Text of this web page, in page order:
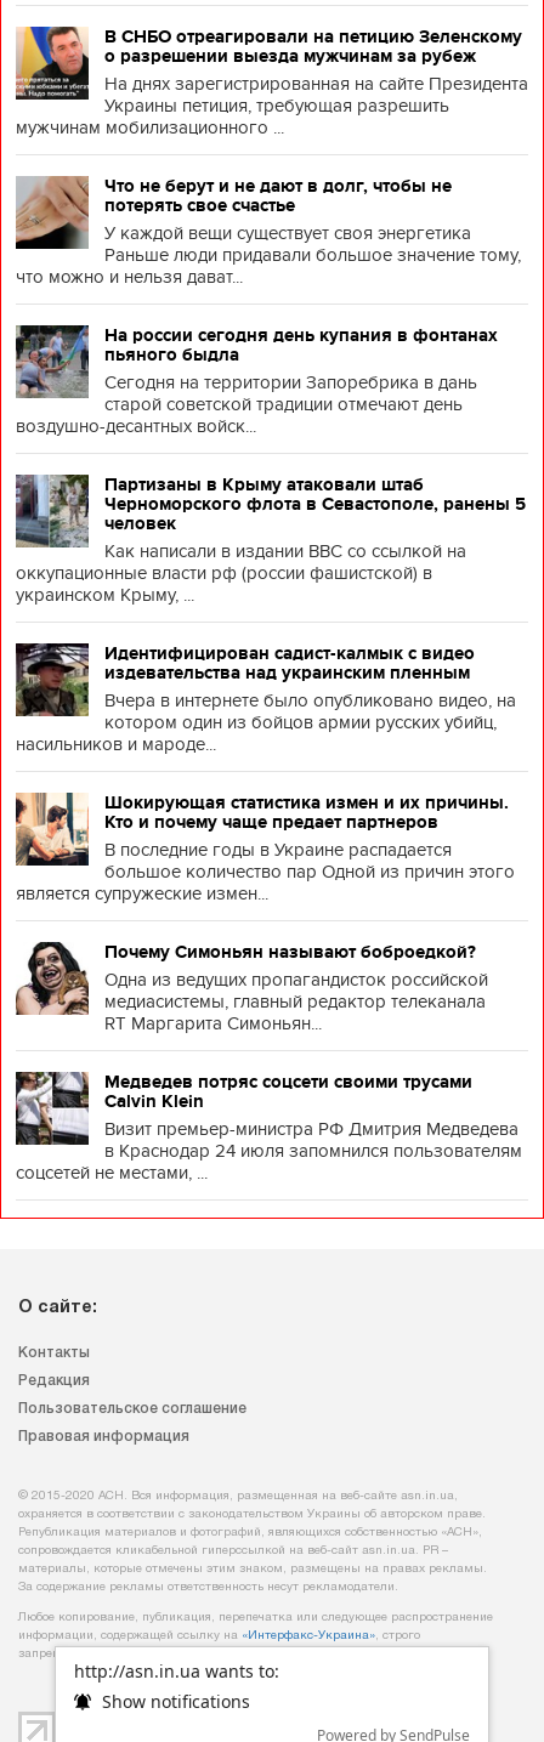
http://asn.in.ua wants to:
Show notifications
Powered by SendPulse
В СНБО отреагировали на петицию Зеленскому
о разрешении выезда мужчинам за рубеж
На днях зарегистрированная на сайте Президента
Украины петиция, требующая разрешить
мужчинам мобилизационного ...
Что не берут и не дают в долг, чтобы не
потерять свое счастье
У каждой вещи существует своя энергетика
Раньше люди придавали большое значение тому,
что можно и нельзя дават...
На россии сегодня день купания в фонтанах
пьяного быдла
Сегодня на территории Запоребрика в дань
старой советской традиции отмечают день
воздушно-десантных войск...
Партизаны в Крыму атаковали штаб
Черноморского флота в Севастополе, ранены 5
человек
Как написали в издании BBC со ссылкой на
оккупационные власти рф (россии фашистской) в
украинском Крыму, ...
Идентифицирован садист-калмык с видео
издевательства над украинским пленным
Вчера в интернете было опубликовано видео, на
котором один из бойцов армии русских убийц,
насильников и мароде...
Шокирующая статистика измен и их причины.
Кто и почему чаще предает партнеров
В последние годы в Украине распадается
большое количество пар Одной из причин этого
является супружеские измен...
Почему Симоньян называют боброедкой?
Одна из ведущих пропагандисток российской
медиасистемы, главный редактор телеканала
RT Маргарита Симоньян...
Медведев потряс соцсети своими трусами
Calvin Klein
Визит премьер-министра РФ Дмитрия Медведева
в Краснодар 24 июля запомнился пользователям
соцсетей не местами, ...
О сайте:
Контакты
Редакция
Пользовательское соглашение
Правовая информация
© 2015-2020 АСН. Вся информация, размещенная на веб-сайте asn.in.ua,
охраняется в соответствии с законодательством Украины об авторском праве.
Републикация материалов и фотографий, являющихся собственностью «АСН»,
сопровождается кликабельной гиперссылкой на веб-сайт asn.іn.ua. PR –
материалы, которые отмечены этим знаком, размещены на правах рекламы.
За содержание рекламы ответственность несут рекламодатели.
Любое копирование, публикация, перепечатка или следующее распространение
информации, содержащей ссылку на «Интерфакс-Украина», строго
запрещается.